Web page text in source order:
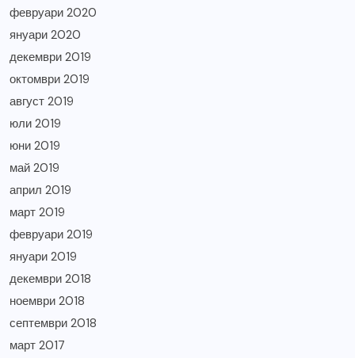
февруари 2020
януари 2020
декември 2019
октомври 2019
август 2019
юли 2019
юни 2019
май 2019
април 2019
март 2019
февруари 2019
януари 2019
декември 2018
ноември 2018
септември 2018
март 2017